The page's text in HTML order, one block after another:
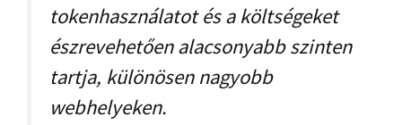
tokenhasználatot és a költségeket
észrevehetően alacsonyabb szinten
tartja, különösen nagyobb
webhelyeken.